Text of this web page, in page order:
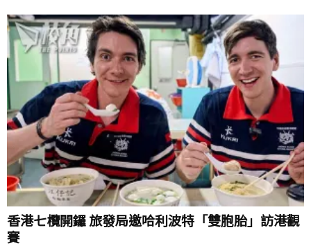
香港七欖開鑼 旅發局邀哈利波特「雙胞胎」訪港觀
賽